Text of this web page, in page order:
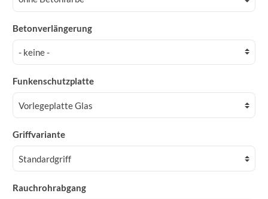
Betonverlängerung
Funkenschutzplatte
Griffvariante
Rauchrohrabgang